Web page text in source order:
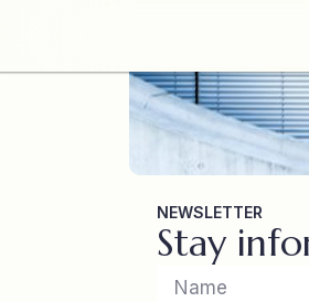
NEWSLETTER
Stay